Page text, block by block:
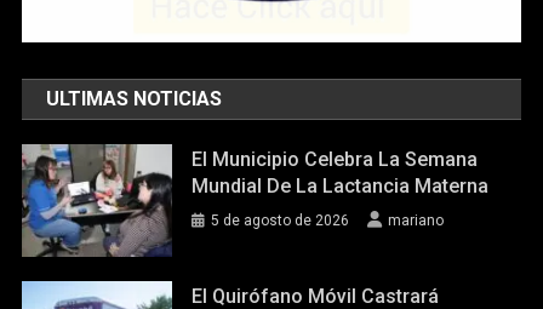
ULTIMAS NOTICIAS
El Municipio Celebra La Semana
Mundial De La Lactancia Materna
5 de agosto de 2026 mariano
El Quirófano Móvil Castrará